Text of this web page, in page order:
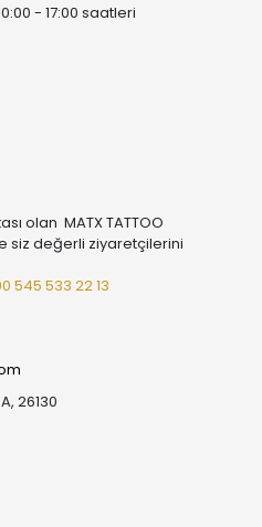
- 17:00 saatleri
olan MATX TATTOO
siz değerli ziyaretçilerini
545 533 22 13
26130